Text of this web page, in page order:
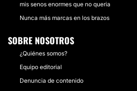
mis senos enormes que no queria
Nunca más marcas en los brazos
SOBRE NOSOTROS
¿Quiénes somos?
Equipo editorial
Denuncia de contenido